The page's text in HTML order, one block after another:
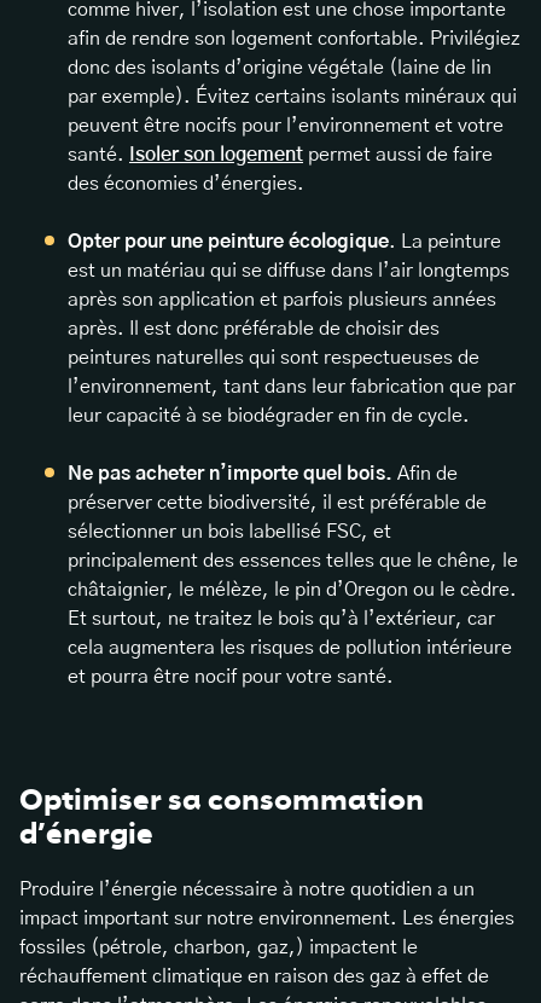
comme hiver, l’isolation est une chose importante
afin de rendre son logement confortable. Privilégiez
donc des isolants d’origine végétale (laine de lin
par exemple). Évitez certains isolants minéraux qui
peuvent être nocifs pour l’environnement et votre
santé.
Isoler son logement permet aussi de faire
des économies d’énergies.
Opter pour une peinture écologique. La peinture
est un matériau qui se diffuse dans l’air longtemps
après son application et parfois plusieurs années
après. Il est donc préférable de choisir des
peintures naturelles qui sont respectueuses de
l’environnement, tant dans leur fabrication que par
leur capacité à se biodégrader en fin de cycle.
Ne pas acheter n’importe quel bois. Afin de
préserver cette biodiversité, il est préférable de
sélectionner un bois labellisé FSC, et
principalement des essences telles que le chêne, le
châtaignier, le mélèze, le pin d’Oregon ou le cèdre.
Et surtout, ne traitez le bois qu’à l’extérieur, car
cela augmentera les risques de pollution intérieure
et pourra être nocif pour votre santé.
Optimiser sa consommation
d’énergie
Produire l’énergie nécessaire à notre quotidien a un
impact important sur notre environnement. Les énergies
fossiles (pétrole, charbon, gaz,) impactent le
réchauffement climatique en raison des gaz à effet de